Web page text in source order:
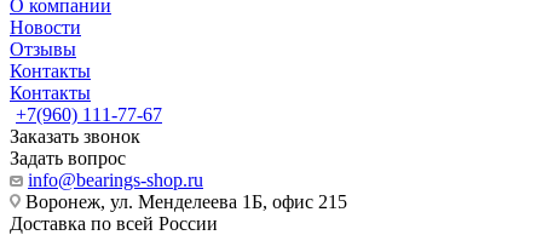
О компании
Новости
Отзывы
Контакты
Контакты
+7(960) 111-77-67
Заказать звонок
Задать вопрос
info@bearings-shop.ru
Воронеж, ул. Менделеева 1Б, офис 215
Доставка по всей России